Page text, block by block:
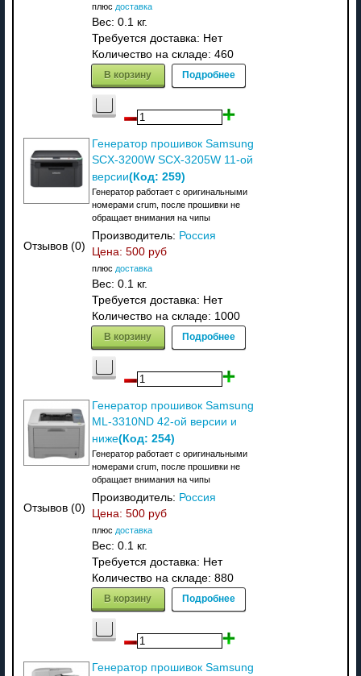
плюс доставка
Вес: 0.1 кг.
Требуется доставка: Нет
Количество на складе: 460
В корзину Подробнее
Отзывов (0)
Генератор прошивок Samsung
SCX-3200W SCX-3205W 11-ой
версии(Код: 259)
Генератор работает с оригинальными
номерами crum, после прошивки не
обращает внимания на чипы
Производитель: Россия
Цена: 500 руб
плюс доставка
Вес: 0.1 кг.
Требуется доставка: Нет
Количество на складе: 1000
В корзину Подробнее
Отзывов (0)
Генератор прошивок Samsung
ML-3310ND 42-ой версии и
ниже(Код: 254)
Генератор работает с оригинальными
номерами crum, после прошивки не
обращает внимания на чипы
Производитель: Россия
Цена: 500 руб
плюс доставка
Вес: 0.1 кг.
Требуется доставка: Нет
Количество на складе: 880
В корзину Подробнее
Генератор прошивок Samsung